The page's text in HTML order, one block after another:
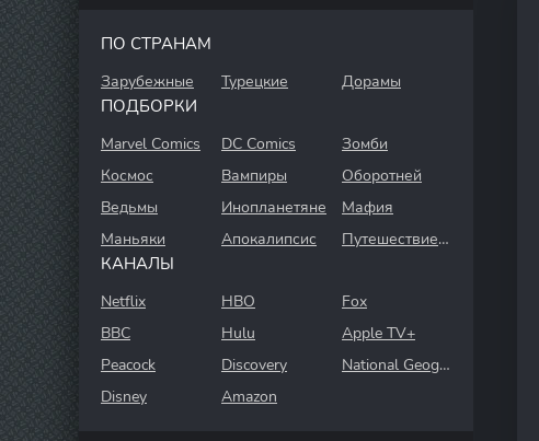
ПО СТРАНАМ
Зарубежные Турецкие Дорамы
ПОДБОРКИ
Marvel Comics DC Comics
Зомби
Космос
Вампиры
Оборотней
Ведьмы
Инопланетяне
Мафия
Маньяки
Апокалипсис Путешествие во времени
КАНАЛЫ
Netflix HBO
Fox
BBC
Hulu
Apple TV+
Peacock
Discovery
National Geographic
Disney
Amazon